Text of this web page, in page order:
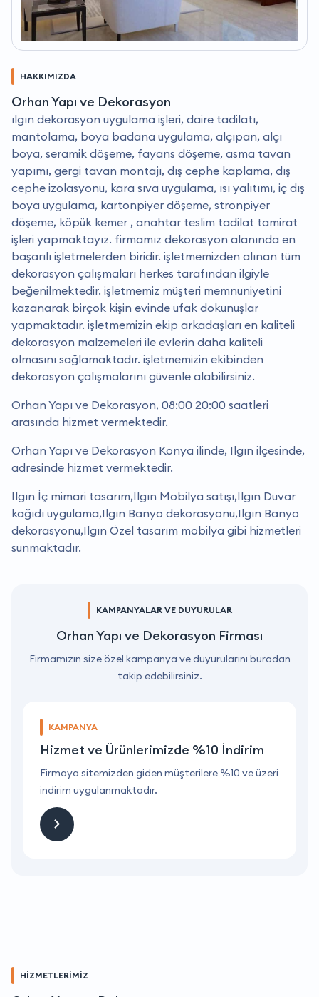
HAKKIMIZDA
Orhan Yapı ve Dekorasyon
ilgın dekorasyon uygulama işleri, daire tadilatı,
mantolama, boya badana uygulama, alçıpan, alçı
boya, seramik döşeme, fayans döşeme, asma tavan
yapımı, gergi tavan montajı, dış cephe kaplama, dış
cephe izolasyonu, kara sıva uygulama, ısı yalıtımı, iç dış
boya uygulama, kartonpiyer döşeme, stronpiyer
döşeme, köpük kemer , anahtar teslim tadilat tamirat
işleri yapmaktayız. firmamız dekorasyon alanında en
başarılı işletmelerden biridir. i̇şletmemizden alınan tüm
dekorasyon çalışmaları herkes tarafından ilgiyle
beğenilmektedir. i̇şletmemiz müşteri memnuniyetini
kazanarak birçok kişin evinde ufak dokunuşlar
yapmaktadır. i̇şletmemizin ekip arkadaşları en kaliteli
dekorasyon malzemeleri ile evlerin daha kaliteli
olmasını sağlamaktadır. işletmemizin ekibinden
dekorasyon çalışmalarını güvenle alabilirsiniz.
Orhan Yapı ve Dekorasyon, 08:00 20:00 saatleri
arasında hizmet vermektedir.
Orhan Yapı ve Dekorasyon Konya ilinde, Ilgın ilçesinde,
adresinde hizmet vermektedir.
Ilgın İç mimari tasarım,Ilgın Mobilya satışı,Ilgın Duvar
kağıdı uygulama,Ilgın Banyo dekorasyonu,Ilgın Banyo
dekorasyonu,Ilgın Özel tasarım mobilya gibi hizmetleri
sunmaktadır.
KAMPANYALAR VE DUYURULAR
Orhan Yapı ve Dekorasyon Firması
Firmamızın size özel kampanya ve duyurularını buradan
takip edebilirsiniz.
KAMPANYA
Hizmet ve Ürünlerimizde %10 İndirim
Firmaya sitemizden giden müşterilere %10 ve üzeri
indirim uygulanmaktadır.
HİZMETLERİMİZ